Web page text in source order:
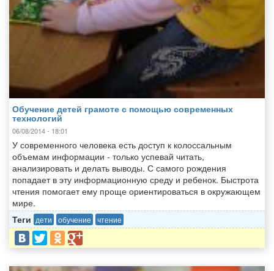
Обучение детей грамоте с помощью современных
технологий
06/08/2014 - 18:01
У современного человека есть доступ к колоссальным
объемам информации - только успевай читать,
анализировать и делать выводы. С самого рождения
попадает в эту информационную среду и ребенок. Быстрота
чтения помогает ему проще ориентироваться в окружающем
мире.
Теги дети обучение чтение